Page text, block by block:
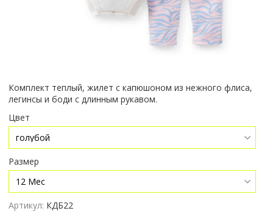
Комплект теплый, жилет с капюшоном из нежного флиса,
легинсы и боди с длинным рукавом.
Цвет
Размер
Артикул: КДБ22